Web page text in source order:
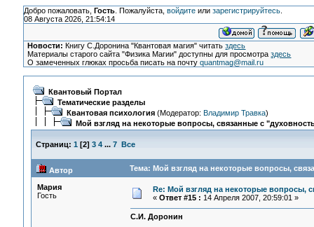
Добро пожаловать, Гость. Пожалуйста, войдитеили зарегистрируйтесь.
08 Августа 2026, 21:54:14
Новости: Книгу С.Доронина "Квантовая магия" читатьздесь
Материалы старого сайта "Физика Магии" доступны для просмотраздесь
О замеченных глюках просьба писать на почтуquantmag@mail.ru
Квантовый Портал
Тематические разделы
Квантовая психология(Модератор: Владимир Травка)
Мой взгляд на некоторые вопросы, связанные с
Страниц: 1 [2] 3 4 ... 7 Все
Автор Тема: Мой взгляд на некоторые вопросы,
Мария
Гость
Re: Мой взгляд на некоторые вопросы,
« Ответ #15 : 14 Апреля 2007, 20:59:01 »
С.И. Доронин